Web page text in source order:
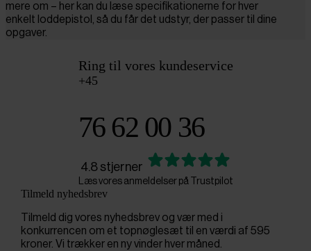
mere om – her kan du læse specifikationerne for hver
enkelt loddepistol, så du får det udstyr, der passer til dine
opgaver.
Ring til vores kundeservice
+45
76 62 00 36
4.8 stjerner
Læs vores anmeldelser på Trustpilot
Tilmeld nyhedsbrev
Tilmeld dig vores nyhedsbrev og vær med i
konkurrencen om et topnøglesæt til en værdi af 595
kroner. Vi trækker en ny vinder hver måned.